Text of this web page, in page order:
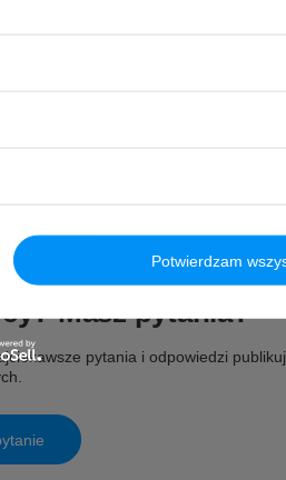
Masz pytania?
pytania i odpowiedzi
Potwierdzam